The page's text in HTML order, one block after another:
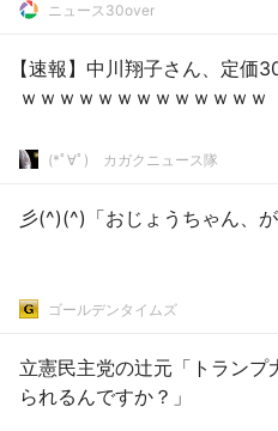
ニュース30over
【速報】中川翔子さん、定価
ｗｗｗｗｗｗｗｗｗｗｗｗｗ
(*ﾟ∀ﾟ)ゞカガクニュース隊
彡(^)(^)「おじょうちゃん、
ゴールデンタイムズ
立憲民主党の辻元「トラン
られるんですか？」